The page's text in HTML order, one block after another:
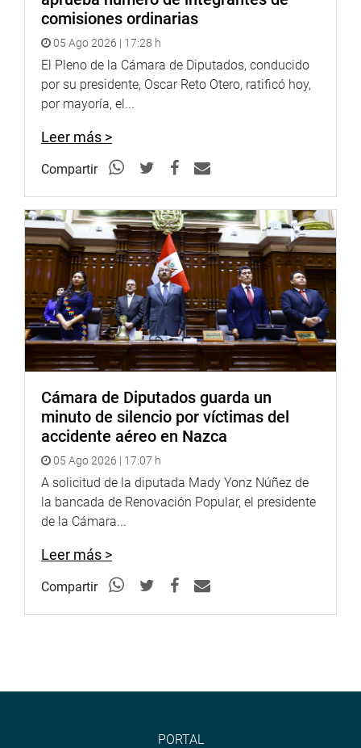
comisiones ordinarias
05 Ago 2026 | 17:28 h
El Pleno de la Cámara de Diputados, conducido
por su presidente, Oscar Reto Otero, ratificó hoy,
por mayoría, el...
Leer más >
Compartir
Cámara de Diputados guarda un
minuto de silencio por víctimas del
accidente aéreo en Nazca
05 Ago 2026 | 17:07 h
A solicitud de la diputada Mady Yonz Núñez de
la bancada de Renovación Popular, el presidente
de la Cámara...
Leer más >
Compartir
PORTAL